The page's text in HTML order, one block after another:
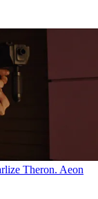
Theron. Aeon